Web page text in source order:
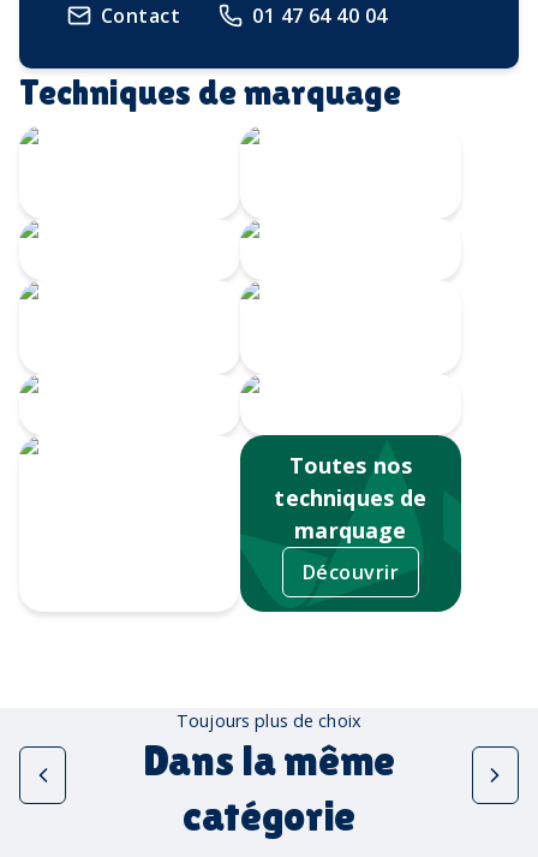
Contact 01 47 64 40 04
Techniques de marquage
Toutes nos
techniques de
marquage
Découvrir
Toujours plus de choix
Dans la même
catégorie